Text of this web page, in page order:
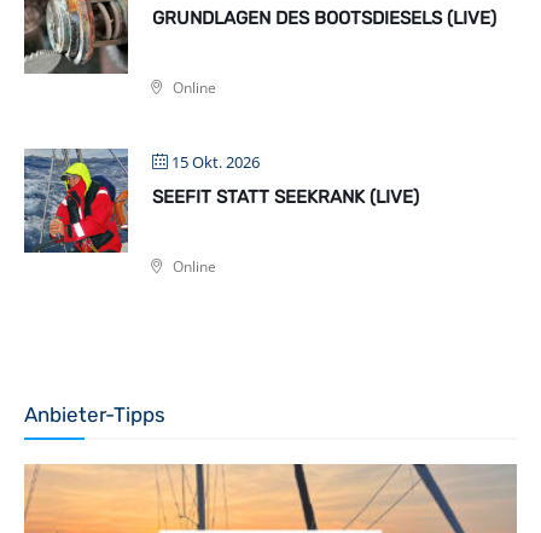
GRUNDLAGEN DES BOOTSDIESELS (LIVE)
Online
15 Okt. 2026
SEEFIT STATT SEEKRANK (LIVE)
Online
Anbieter-Tipps